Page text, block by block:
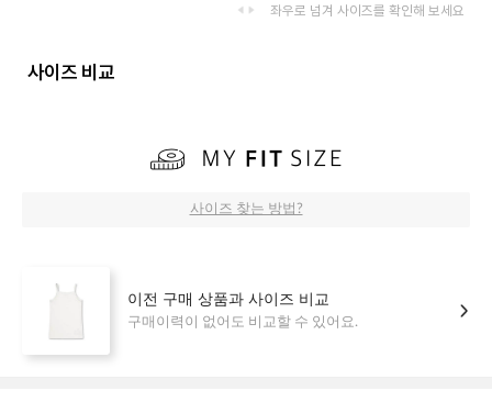
좌우로 넘겨 사이즈를 확인해 보세요
사이즈 비교